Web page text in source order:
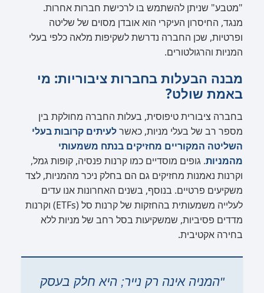
"מטבע" שניתן להשתמש בו לרכישת חברות אחרות.
מנגד, החיסרון העיקרי הוא אובדן מסוים של שליטה
ופרטיות, שכן החברה נדרשת לשקיפות מלאה כלפי בעלי
המניות והרגולטורים.
מבנה הבעלות בחברות ציבוריות: מי
באמת שולט?
בחברה ציבורית טיפוסית, בעלות החברה מחולקת בין
מספר רב של בעלי מניות, כאשרלעיתים קרובות בעלי
השליטה המקוריים מחזיקים בנתח משמעותי
מהמניות. גופים מוסדיים כמו קרנות פנסיה, קופות גמל,
וקרנות נאמנות מחזיקים גם הם בחלק ניכר מהמניות, לצד
משקיעים פרטיים. בנוסף, בשנים האחרונות אנו עדים
לעלייה משמעותית בהחזקות של קרנות סל (ETFs) וקרנות
מדדים פסיביות, שמשקיעות בסל רחב של מניות ללא
בחירה אקטיבית.
"המניה אינה רק נייר; היא חלק בעסק